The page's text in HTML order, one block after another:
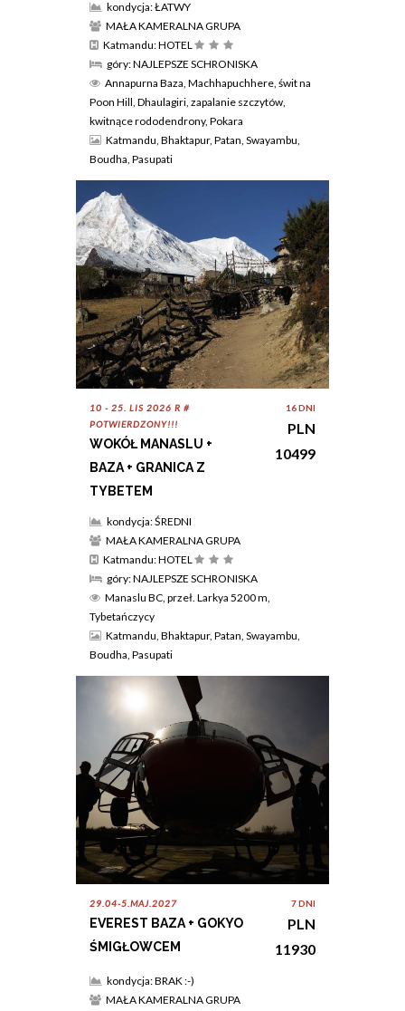
kondycja: ŁATWY
MAŁA KAMERALNA GRUPA
Katmandu: HOTEL
góry: NAJLEPSZE SCHRONISKA
Annapurna Baza, Machhapuchhere, świt na
Poon Hill, Dhaulagiri, zapalanie szczytów,
kwitnące rododendrony, Pokara
Katmandu, Bhaktapur, Patan, Swayambu,
Boudha, Pasupati
10 - 25. LIS 2026 R #
POTWIERDZONY!!!
WOKÓŁ MANASLU +
BAZA + GRANICA Z
TYBETEM
16 DNI
PLN
10499
kondycja: ŚREDNI
MAŁA KAMERALNA GRUPA
Katmandu: HOTEL
góry: NAJLEPSZE SCHRONISKA
Manaslu BC, przeł. Larkya 5200 m,
Tybetańczycy
Katmandu, Bhaktapur, Patan, Swayambu,
Boudha, Pasupati
29.04-5.MAJ.2027
EVEREST BAZA + GOKYO
ŚMIGŁOWCEM
7 DNI
PLN
11930
kondycja: BRAK :-)
MAŁA KAMERALNA GRUPA